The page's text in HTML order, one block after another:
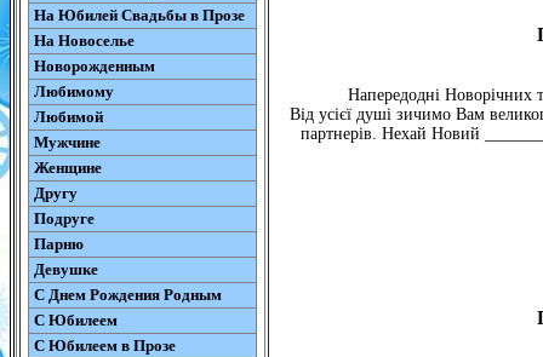
На Юбилей Свадьбы в Прозе
На Новоселье
Новорожденным
Любимому
Любимой
Мужчине
Женщине
Другу
Подруге
Парню
Девушке
С Днем Рождения Родным
С Юбилеем
С Юбилеем в Прозе
Напередодні Новорічних
Від усієї душі зичимо Вам
партнерів. Нехай Новий